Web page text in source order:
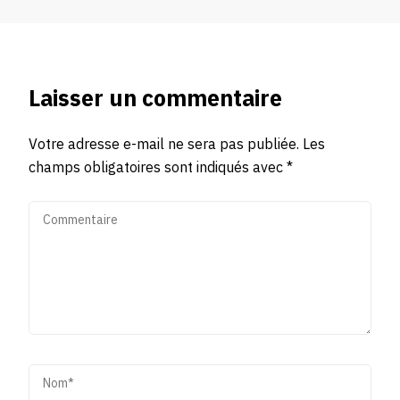
Laisser un commentaire
Votre adresse e-mail ne sera pas publiée. Les
champs obligatoires sont indiqués avec*